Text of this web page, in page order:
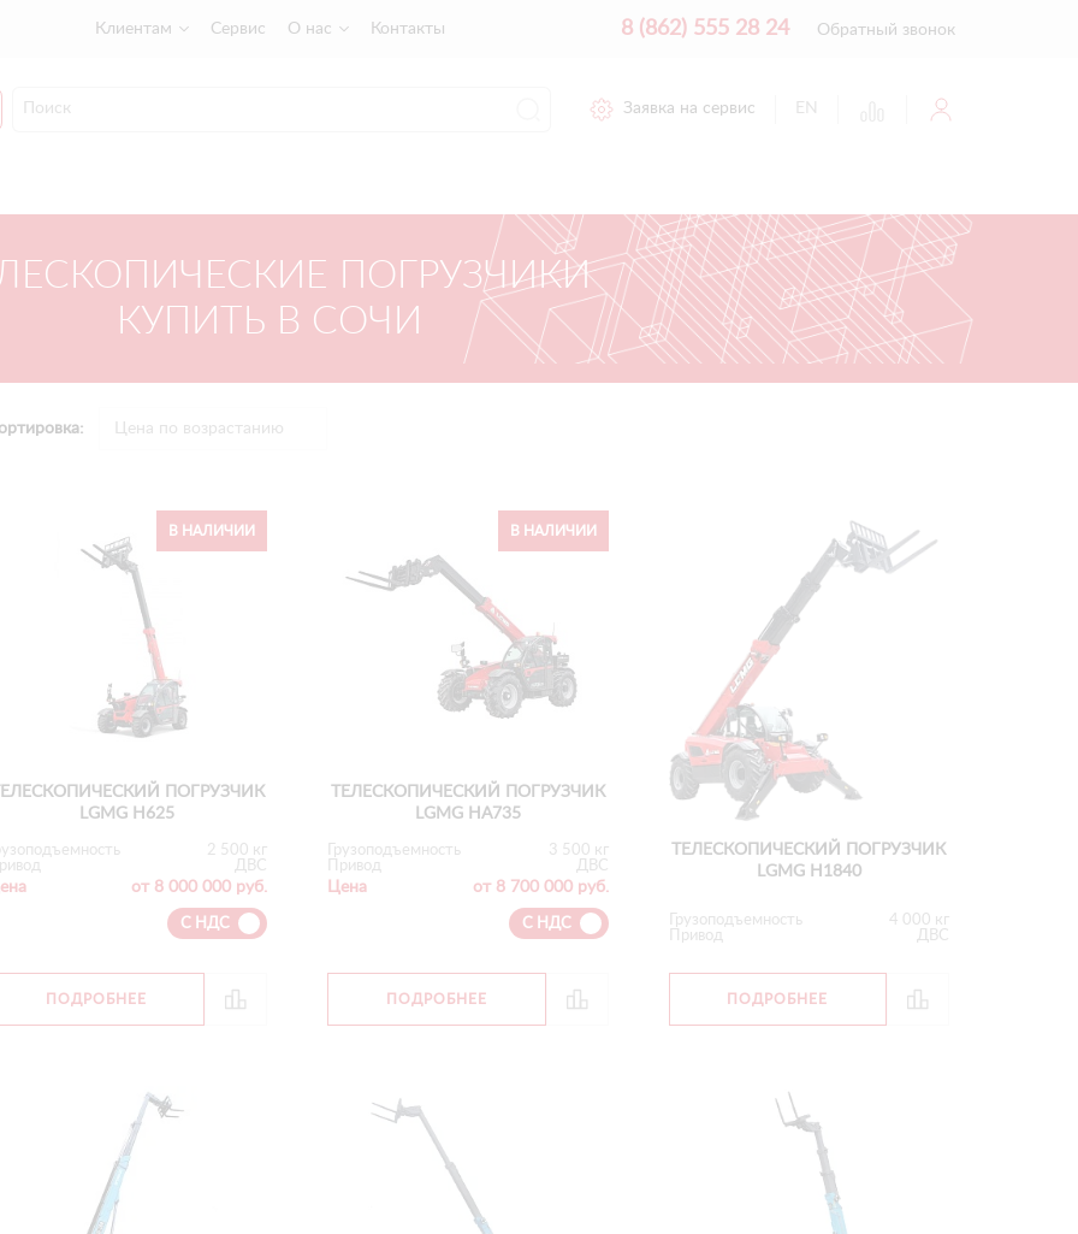
Клиентам Сервис О нас Контакты 8 (862) 555 28 24 Обратный звонок
Заявка на сервис EN
ПОГРУЗЧИКИ
КУПИТЬ В СОЧИ
В НАЛИЧИИ
ПОГРУЗЧИК
LGMG H625
2 500 кг
ДВС
от 8 000 000 руб.
С НДС
ПОДРОБНЕЕ
В НАЛИЧИИ
ТЕЛЕСКОПИЧЕСКИЙ ПОГРУЗЧИК
LGMG HA735
Грузоподъемность
3 500 кг
Привод
ДВС
Цена от 8 700 000 руб.
С НДС
ПОДРОБНЕЕ
ТЕЛЕСКОПИЧЕСКИЙ ПОГРУЗЧИК
LGMG H1840
Грузоподъемность
4 000 кг
Привод
ДВС
ПОДРОБНЕЕ